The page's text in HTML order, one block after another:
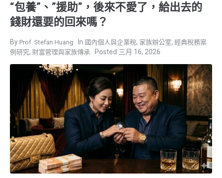
“包養”、”援助”，後來不愛了，給出去的
錢財還要的回來嗎？
Prof. Stefan Huang 國內個人與企業稅, 家族辦公室, 經典稅務案
例研究, 財富管理與家族傳承 三月 16, 2026